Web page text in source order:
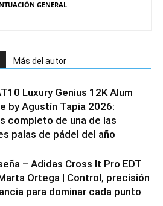
GENERAL
Más del autor
Luxury Genius 12K Alum
by Agustín Tapia 2026:
completo de una de las
palas de pádel del año
– Adidas Cross It Pro EDT
Ortega | Control, precisión
para dominar cada punto